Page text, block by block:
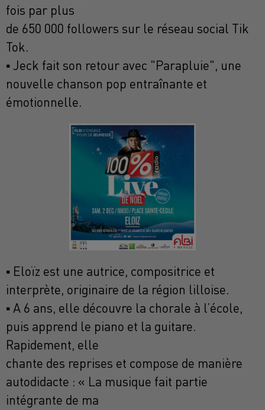
fois par plus
de 650 000 followers sur le réseau social Tik
Tok.
▪ Jeck fait son retour avec "Parapluie", une
nouvelle chanson pop entraînante et
émotionnelle.
▪ Eloïz est une autrice, compositrice et
interprète, originaire de la région lilloise.
▪ A 6 ans, elle découvre la chorale à l’école,
puis apprend le piano et la guitare.
Rapidement, elle
chante des reprises et compose de manière
autodidacte : « La musique fait partie
intégrante de ma